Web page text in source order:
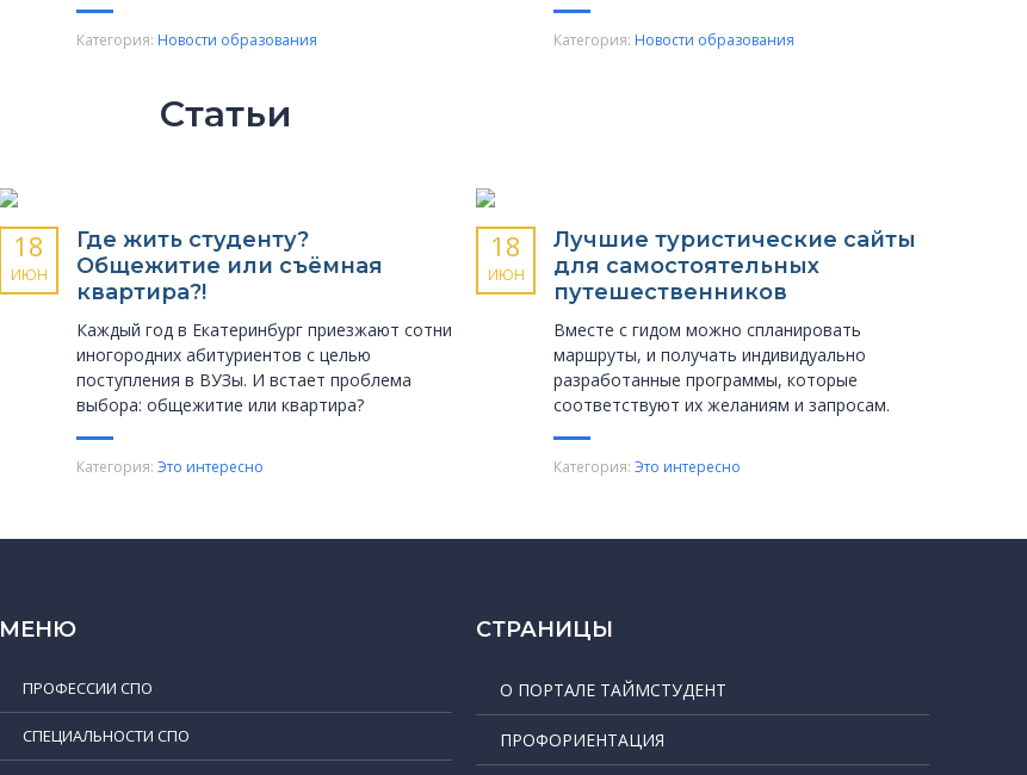
Категория: Новости образования Категория: Новости образования
Статьи
18
ИЮН
Где жить студенту?
Общежитие или съёмная
квартира?!
Каждый год в Екатеринбург приезжают сотни
иногородних абитуриентов с целью
поступления в ВУЗы. И встает проблема
выбора: общежитие или квартира?
Категория: Это интересно
18
ИЮН
Лучшие туристические сайты
для самостоятельных
путешественников
Вместе с гидом можно спланировать
маршруты, и получать индивидуально
разработанные программы, которые
соответствуют их желаниям и запросам.
Категория: Это интересно
МЕНЮ
ПРОФЕССИИ СПО
СПЕЦИАЛЬНОСТИ СПО
СТРАНИЦЫ
О ПОРТАЛЕ ТАЙМСТУДЕНТ
ПРОФОРИЕНТАЦИЯ